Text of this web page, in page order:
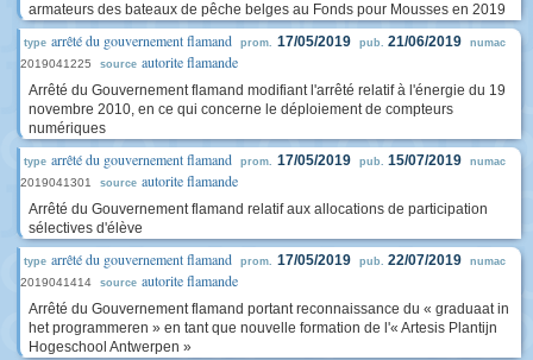
armateurs des bateaux de pêche belges au Fonds pour Mousses en 2019
type arrêté du gouvernement flamand prom. 17/05/2019 pub. 21/06/2019 numac
2019041225 source autorite flamande
Arrêté du Gouvernement flamand modifiant l'arrêté relatif à l'énergie du 19
novembre 2010, en ce qui concerne le déploiement de compteurs
numériques
type arrêté du gouvernement flamand prom. 17/05/2019 pub. 15/07/2019 numac
2019041301 source autorite flamande
Arrêté du Gouvernement flamand relatif aux allocations de participation
sélectives d'élève
type arrêté du gouvernement flamand prom. 17/05/2019 pub. 22/07/2019 numac
2019041414 source autorite flamande
Arrêté du Gouvernement flamand portant reconnaissance du « graduaat in
het programmeren » en tant que nouvelle formation de l'« Artesis Plantijn
Hogeschool Antwerpen »